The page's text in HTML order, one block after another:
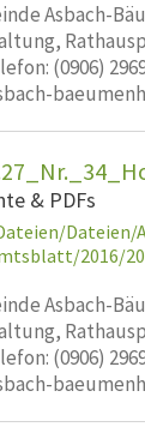
Asbach-
(0906)
& PDFs
Dateien/
2016/
Asbach-
(0906)